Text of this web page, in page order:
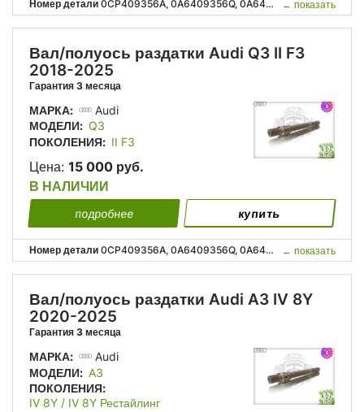
Номер детали 0CP409356A, 0A6409356Q, 0A6409351N, 0CP 409 356 A, 0A6 409 356 Q, 0A6 409 351 N; ← показать
Вал/полуось раздатки Audi Q3 II F3
2018-2025
Гарантия 3 месяца
МАРКА:
Audi
МОДЕЛИ: Q3
ПОКОЛЕНИЯ: II F3
Цена: 15 000 руб.
В НАЛИЧИИ
подробнее купить
Номер детали 0CP409356A, 0A6409356Q, 0A6409351N, 0CP 409 356 A, 0A6 409 356 Q, 0A6 409 351 N; ← показать
Вал/полуось раздатки Audi A3 IV 8Y
2020-2025
Гарантия 3 месяца
МАРКА:
Audi
МОДЕЛИ: A3
ПОКОЛЕНИЯ:
IV 8Y / IV 8Y Рестайлинг